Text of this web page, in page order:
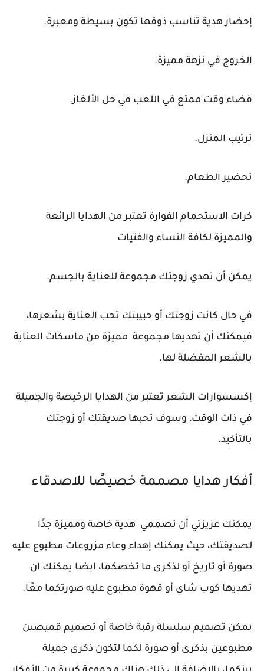
إحضار هدية تناسب ذوقها تكون بسيطة ومعبرة.
الخروج في نزهة مميزة.
قضاء وقت ممتع في اللعب في حل الألغاز.
ترتيب المنزل.
تحضير الطعام.
كرات الاستحمام الفوارة تعتبر من الهدايا الرائعة
والمميزة لكافة النساء والفتيات
يمكن أن تهدي زوجتك مجموعة للعناية بالجسم.
في حال كانت زوجتك أو حبيبتك تحب العناية بشعرها،
فيمكنك أن تهديها مجموعة مميزة من ماسكات العناية
بالشعر المفضلة لها.
إكسسوارات الشعر تعتبر من الهدايا الرخيصة والجميلة
في ذات الوقت، وسوف تحبها صديقتك أو زوجتك
بالتأكيد.
أفكار هدايا مصممة خصيصًا للاصدقاء
يمكنك عزيزتي أن تصممي هدية خاصة ومميزة جدًا
لصديقتك، حيث يمكنك إهداء وعاء مزروعات مطبوع عليه
صورة أو تاريخ أو لذكرى ما تخصكما، ايضا يمكنك ان
تهديها كوب شاي أو قهوة مطبوع عليه صورتكما معًا.
يمكن تصميم سلسلة رقبة خاصة أو تصميم قميصين
مطبوعين بذكرى أو صورة لكما لتكون ذكرى جميلة